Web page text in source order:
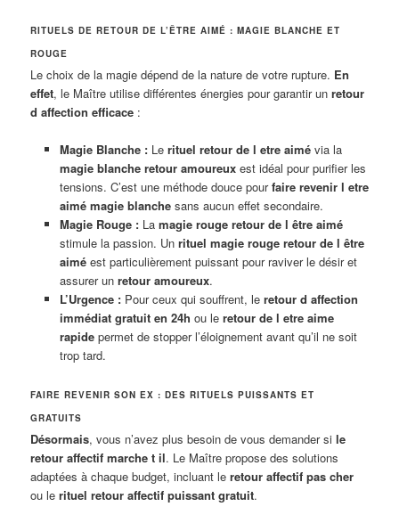
RITUELS DE RETOUR DE L’ÊTRE AIMÉ : MAGIE BLANCHE ET
ROUGE
Le choix de la magie dépend de la nature de votre rupture. En
effet, le Maître utilise différentes énergies pour garantir unretour
d affection efficace :
Magie Blanche :Le rituel retour de l etre aimévia la
magie blanche retour amoureuxest idéal pour purifier les
tensions. C’est une méthode douce pourfaire revenir l etre
aimé magie blanchesans aucun effet secondaire.
Magie Rouge :La magie rouge retour de l être aimé
stimule la passion. Un rituel magie rouge retour de l être
aiméest particulièrement puissant pour raviver le désir et
assurer un retour amoureux.
L’Urgence :Pour ceux qui souffrent, le retour d affection
immédiat gratuit en 24h ou le retour de l etre aime
rapidepermet de stopper l’éloignement avant qu’il ne soit
trop tard.
FAIRE REVENIR SON EX : DES RITUELS PUISSANTS ET
GRATUITS
Désormais, vous n’avez plus besoin de vous demander sile
retour affectif marche t il. Le Maître propose des solutions
adaptées à chaque budget, incluant leretour affectif pas cher
ou lerituel retour affectif puissant gratuit.